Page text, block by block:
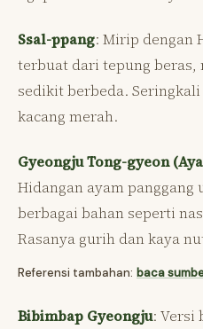
Ssal-ppang: Mirip dengan
terbuat dari tepung
sedikit berbeda.
kacang merah.
Gyeongju Tong-gyeon
Hidangan ayam
berbagai bahan seperti
Rasanya gurih dan kaya
Referensi tambahan: baca
Bibimbap Gyeongju: Versi